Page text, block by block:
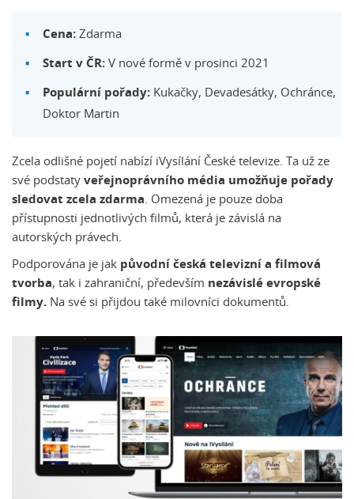
Cena:Zdarma
Start v ČR:V nové formě v prosinci 2021
Populární pořady:Kukačky, Devadesátky, Ochránce,
Doktor Martin
Zcela odlišné pojetí nabízí iVysílání České televize. Ta už ze
své podstaty veřejnoprávního média umožňuje pořady
sledovat zcela zdarma. Omezená je pouze doba
přístupnosti jednotlivých filmů, která je závislá na
autorských právech.
Podporována je jak původní česká televizní a filmová
tvorba, tak i zahraniční, především nezávislé evropské
filmy. Na své si přijdou také milovníci dokumentů.